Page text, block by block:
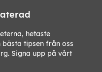
hetaste
tipsen från oss
Signa upp på vårt